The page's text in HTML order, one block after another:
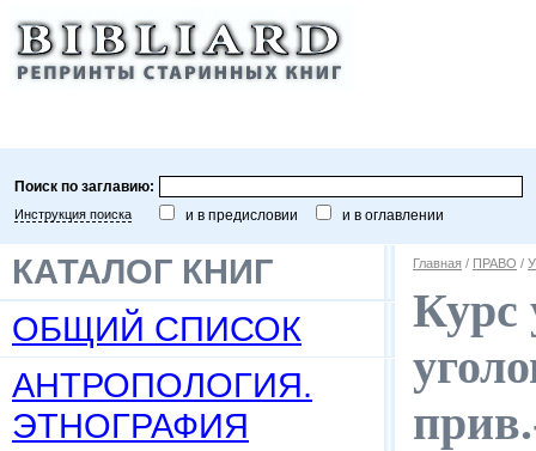
Поиск по заглавию:
Инструкция поиска и в предисловии и в оглавлении
КАТАЛОГ КНИГ
ОБЩИЙ СПИСОК
АНТРОПОЛОГИЯ.
ЭТНОГРАФИЯ
Главная / ПРАВО /
Курс